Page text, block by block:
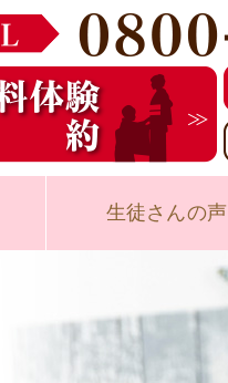
生徒さんの声